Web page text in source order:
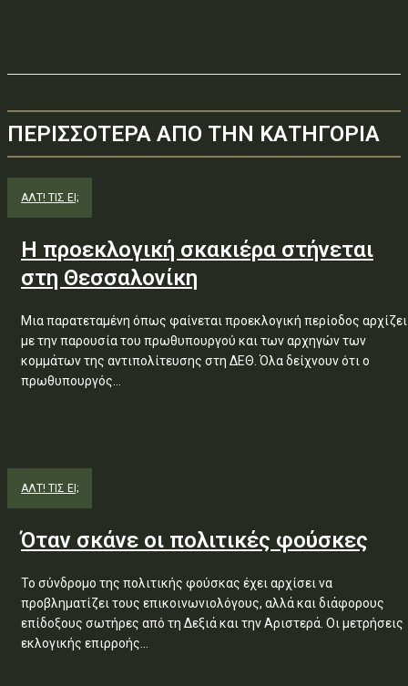
ΠΕΡΙΣΣΟΤΕΡΑ ΑΠΟ ΤΗΝ ΚΑΤΗΓΟΡΙΑ
ΑΛΤ! ΤΙΣ ΕΙ;
Η προεκλογική σκακιέρα στήνεται
στη Θεσσαλονίκη
Μια παρατεταμένη όπως φαίνεται προεκλογική περίοδος αρχίζει
με την παρουσία του πρωθυπουργού και των αρχηγών των
κομμάτων της αντιπολίτευσης στη ΔΕΘ. Όλα δείχνουν ότι ο
πρωθυπουργός...
ΑΛΤ! ΤΙΣ ΕΙ;
Όταν σκάνε οι πολιτικές φούσκες
Το σύνδρομο της πολιτικής φούσκας έχει αρχίσει να
προβληματίζει τους επικοινωνιολόγους, αλλά και διάφορους
επίδοξους σωτήρες από τη Δεξιά και την Αριστερά. Οι μετρήσεις
εκλογικής επιρροής...